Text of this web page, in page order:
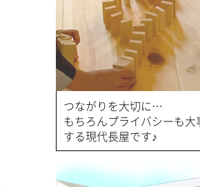
つながりを大切に…
もちろんプライバシーも大
する現代長屋です♪